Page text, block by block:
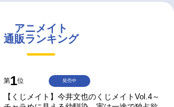
アニメイト
通販ランキング
第1位
【くじメイト】今井文也のくじメイトVol.4～
発売中